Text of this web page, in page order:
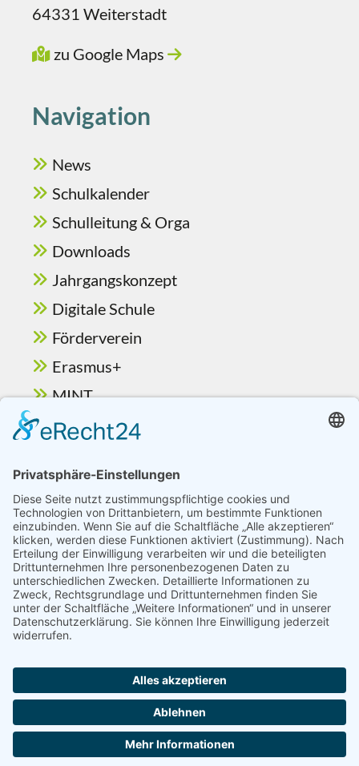
Ausklappen
64331 Weiterstadt
zu Google Maps
Navigation
News
Schulkalender
Schulleitung & Orga
Downloads
Jahrgangskonzept
Digitale Schule
Förderverein
Erasmus+
MINT
Ganztag & Betreuung
Schulelternbeirat
Vorlesewettbewerb
© Hessenwald Schule
Kontakt
Impressum
Barrierefreiheitserklärung